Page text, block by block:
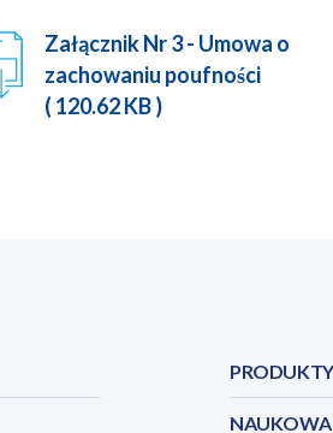
Załącznik Nr 3 - Umowa o
zachowaniu poufności
( 120.62 KB )
PRODUKTY
NAUKOWA